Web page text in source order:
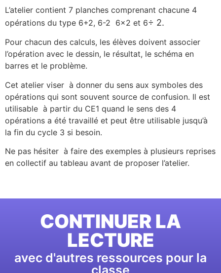
L’atelier contient 7 planches comprenant chacune 4
opérations du type 6+2, 6-2 6×2 et 6÷ 2.
Pour chacun des calculs, les élèves doivent associer
l’opération avec le dessin, le résultat, le schéma en
barres et le problème.
Cet atelier viser à donner du sens aux symboles des
opérations qui sont souvent source de confusion. Il est
utilisable à partir du CE1 quand le sens des 4
opérations a été travaillé et peut être utilisable jusqu’à
la fin du cycle 3 si besoin.
Ne pas hésiter à faire des exemples à plusieurs reprises
en collectif au tableau avant de proposer l’atelier.
CONTINUER LA
LECTURE
avec d'autres ressources pour la
classe